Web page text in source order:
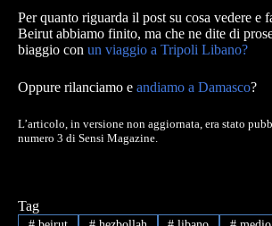
Per quanto riguarda il post su cosa vedere e
Beirut abbiamo finito, ma che ne dite di
biaggio con un viaggio a Tripoli Libano?
Oppure rilanciamo e andiamo a Damasco?
L’articolo, in versione non aggiornata, era stato
numero 3 di Sensi Magazine.
Tag